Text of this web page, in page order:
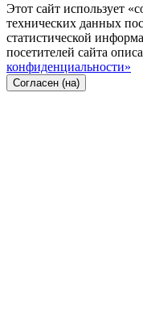
Этот сайт использует
технических данных
статистической
посетителей сайта
конфиденциальности»
Согласен (на)